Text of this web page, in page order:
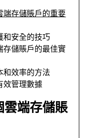
端存儲賬戶的重要
和安全的技巧
存儲賬戶的最佳實
和效率的方法
效管理數據
雲端存儲賬